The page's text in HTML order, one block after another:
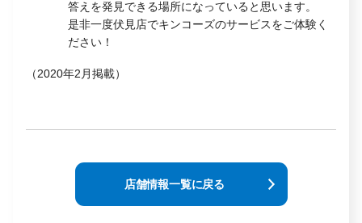
答えを発見できる場所になっていると思います。
是非一度伏見店でキンコーズのサービスをご体験く
ださい！
（2020年2月掲載）
店舗情報一覧に戻る